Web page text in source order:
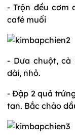
- Trộn đều cơm
café muối
- Dưa chuột, cà
dài, nhỏ.
- Đập 2 quả
tan. Bắc chảo